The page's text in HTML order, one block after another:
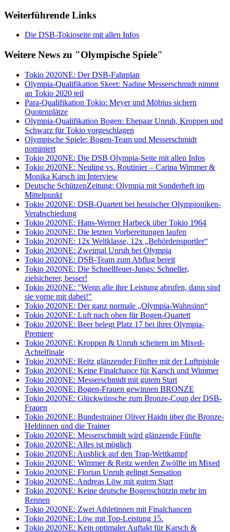
Weiterführende Links
Die DSB-Tokioseite mit allen Infos
Weitere News zu "Olympische Spiele"
Tokio 2020NE: Der DSB-Fahrplan
Olympia-Qualifikation Skeet: Nadine Messerschmidt nimmt
an Tokio 2020 teil
Para-Qualifikation Tokio: Meyer und Möbius sichern
Quotenplätze
Olympia-Qualifikation Bogen: Ehepaar Unruh, Kroppen und
Schwarz für Tokio vorgeschlagen
Olympische Spiele: Bogen-Team und Messerschmidt
nominiert
Tokio 2020NE: Die DSB Olympia-Seite mit allen Infos
Tokio 2020NE: Neuling vs. Routinier – Carina Wimmer &
Monika Karsch im Interview
Deutsche SchützenZeitung: Olympia mit Sonderheft im
Mittelpunkt
Tokio 2020NE: DSB-Quartett bei hessischer Olympioniken-
Verabschiedung
Tokio 2020NE: Hans-Werner Harbeck über Tokio 1964
Tokio 2020NE: Die letzten Vorbereitungen laufen
Tokio 2020NE: 12x Weltklasse, 12x „Behördensportler“
Tokio 2020NE: Zweimal Unruh bei Olympia
Tokio 2020NE: DSB-Team zum Abflug bereit
Tokio 2020NE: Die Schnellfeuer-Jungs: Schneller,
zielsicherer, besser!
Tokio 2020NE: "Wenn alle ihre Leistung abrufen, dann sind
sie vorne mit dabei!"
Tokio 2020NE: Der ganz normale „Olympia-Wahnsinn“
Tokio 2020NE: Luft nach oben für Bogen-Quartett
Tokio 2020NE: Beer belegt Platz 17 bei ihrer Olympia-
Premiere
Tokio 2020NE: Kroppen & Unruh scheitern im Mixed-
Achtelfinale
Tokio 2020NE: Reitz glänzender Fünfter mit der Luftpistole
Tokio 2020NE: Keine Finalchance für Karsch und Wimmer
Tokio 2020NE: Messerschmidt mit gutem Start
Tokio 2020NE: Bogen-Frauen gewinnen BRONZE
Tokio 2020NE: Glückwünsche zum Bronze-Coup der DSB-
Frauen
Tokio 2020NE: Bundestrainer Oliver Haidn über die Bronze-
Heldinnen und die Trainer
Tokio 2020NE: Messerschmidt wird glänzende Fünfte
Tokio 2020NE: Alles ist möglich
Tokio 2020NE: Ausblick auf den Trap-Wettkampf
Tokio 2020NE: Wimmer & Reitz werden Zwölfte im Mixed
Tokio 2020NE: Florian Unruh gelingt Sensation
Tokio 2020NE: Andreas Löw mit gutem Start
Tokio 2020NE: Keine deutsche Bogenschützin mehr im
Rennen
Tokio 2020NE: Zwei Athletinnen mit Finalchancen
Tokio 2020NE: Löw mit Top-Leistung 15.
Tokio 2020NE: Kein optimaler Auftakt für Karsch &